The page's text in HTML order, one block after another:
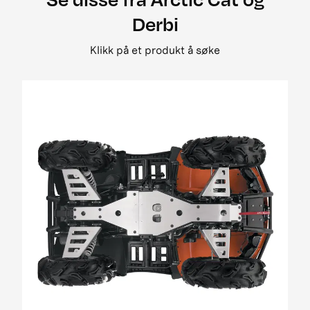
2008 650 3in1 pm street legal my i
2008 650 h1 street legal 0bc69
MY08-MY10 01[1]
2009 400 2x4 og 4x4 EFT
2009 500 TRV EFT PM Street Legal MY09
2009 650 H1 EFT PM T3
2009 700 H1 EFI Cruiser EFT PM Street Legal
MY09
2009 700 H1 EFI EFT Panther EFT PM MY09
2009 700 H1 EFI TRV EFT PM Street Legal MY09
01
Derbi
Klikk på et produkt å søke